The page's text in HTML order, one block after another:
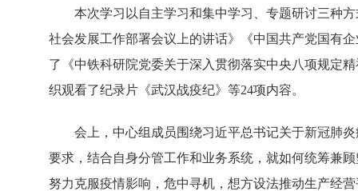
本次学习以自主学习和集中学习、专题研讨三种
社会发展工作部署会议上的讲话》《中国共产党国有
了《中铁科研院党委关于深入贯彻落实中央八项规定
织观看了纪录片《武汉战疫纪》等24项内容。
会上，中心组成员围绕习近平总书记关于新冠肺
要求，结合自身分管工作和业务系统，就如何统筹兼
努力克服疫情影响，危中寻机，想方设法推动生产经